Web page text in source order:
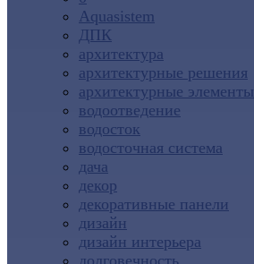
Aquasistem
ДПК
архитектура
архитектурные решения
архитектурные элементы
водоотведение
водосток
водосточная система
дача
декор
декоративные панели
дизайн
дизайн интерьера
долговечность